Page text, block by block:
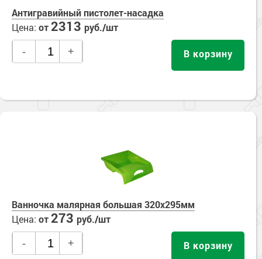
Антигравийный пистолет-насадка
Цена: от2313 руб./шт
- + В корзину
Ванночка малярная большая 320х295мм
Цена: от273 руб./шт
- + В корзину